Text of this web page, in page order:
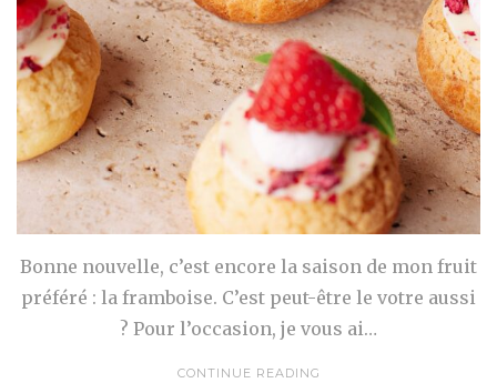
Bonne nouvelle, c’est encore la saison de mon fruit
préféré : la framboise. C’est peut-être le votre aussi
? Pour l’occasion, je vous ai…
CONTINUE READING